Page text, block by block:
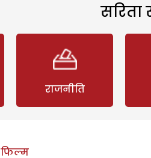
राजनीति
फिल्म